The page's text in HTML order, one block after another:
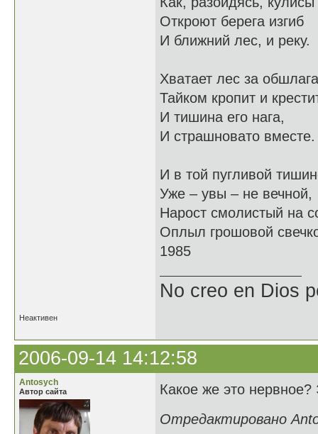
Откроют берега изгиб
И ближний лес, и реку.
Хватает лес за
Тайком кропит и
И тишина его нага,
И страшновато вместе.
И в той пугливой
Уже – увы – не вечной,
Нарост смолистый на
Оплыл грошовой
1985
No creo en Dios
Неактивен
2006-09-14 14:12:58
Antosych
Автор сайта
Какое же это
Отредактировано